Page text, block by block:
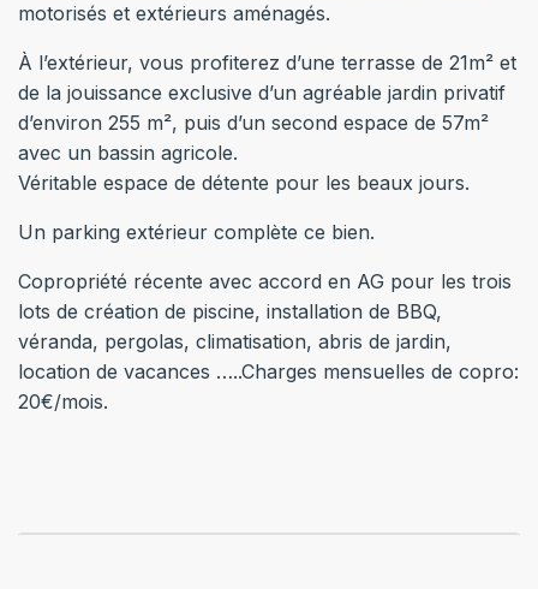
motorisés et extérieurs aménagés.
À l’extérieur, vous profiterez d’une terrasse de 21m² et
de la jouissance exclusive d’un agréable jardin privatif
d’environ 255 m², puis d’un second espace de 57m²
avec un bassin agricole.
Véritable espace de détente pour les beaux jours.
Un parking extérieur complète ce bien.
Copropriété récente avec accord en AG pour les trois
lots de création de piscine, installation de BBQ,
véranda, pergolas, climatisation, abris de jardin,
location de vacances …..Charges mensuelles de copro:
20€/mois.